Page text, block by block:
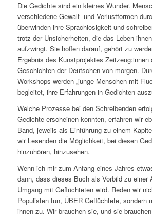
Die Gedichte sind ein kleines Wunder.
verschiedene Gewalt- und Verlustformen
überwinden ihre Sprachlosigkeit und
trotz der Unsicherheiten, die das Leben
aufzwingt. Sie hoffen darauf, gehört zu
Ergebnis des Kunstprojektes Zeitzeug:innen
Geschichten der Deutschen von morgen.
Workshops werden „junge Menschen mit
begleitet, ihre Erfahrungen in Gedichten
Welche Prozesse bei den Schreibenden
Gedichte erscheinen konnten, erfahren wir
Band, jeweils als Einführung zu einem
wir Lesenden die Möglichkeit, bei diesen
hinzuhören, hinzusehen.
Wenn ich mir zum Anfang eines Jahres
dann, dass dieses Buch als Vorbild zu einer
Umgang mit Geflüchteten wird. Reden wir
Populisten tun, ÜBER Geflüchtete, sondern
ihnen zu. Wir brauchen sie, und sie